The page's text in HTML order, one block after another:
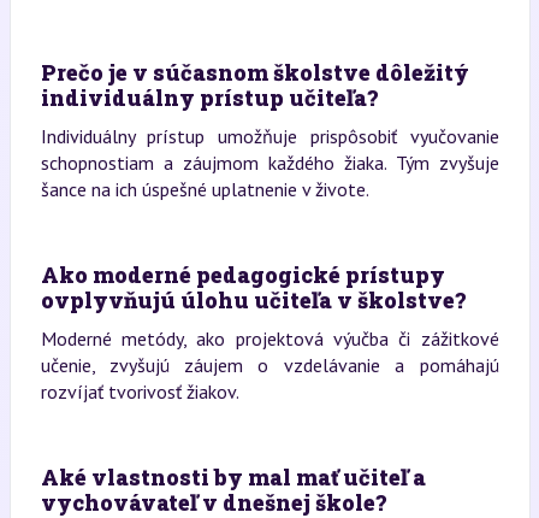
Prečo je v súčasnom školstve dôležitý
individuálny prístup učiteľa?
Individuálny prístup umožňuje prispôsobiť vyučovanie
schopnostiam a záujmom každého žiaka. Tým zvyšuje
šance na ich úspešné uplatnenie v živote.
Ako moderné pedagogické prístupy
ovplyvňujú úlohu učiteľa v školstve?
Moderné metódy, ako projektová výučba či zážitkové
učenie, zvyšujú záujem o vzdelávanie a pomáhajú
rozvíjať tvorivosť žiakov.
Aké vlastnosti by mal mať učiteľ a
vychovávateľ v dnešnej škole?